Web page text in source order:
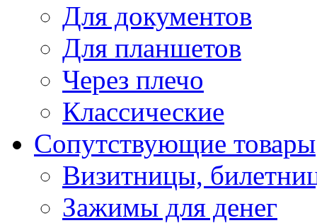
Для документов
Для планшетов
Через плечо
Классические
Сопутствующие товары
Визитницы,
Зажимы для денег